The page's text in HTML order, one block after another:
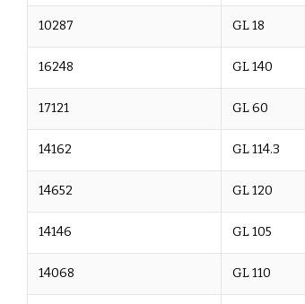
10287 GL 18
16248 GL 140
17121 GL 60
14162 GL 114.3
14652 GL 120
14146 GL 105
14068 GL 110